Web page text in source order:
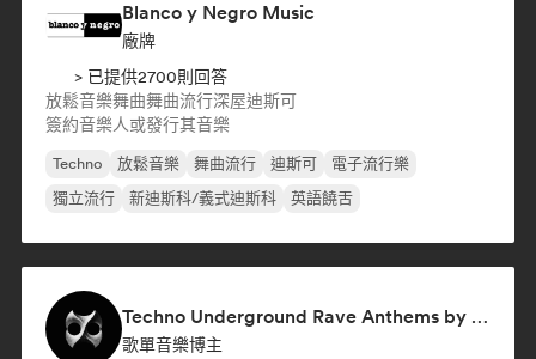
Blanco y Negro Music
廠牌
> 已提供2700則回答
放鬆音樂舞曲舞曲流行深屋迪斯可
簽約音樂人或發行其音樂
Techno 放鬆音樂 舞曲流行 迪斯可
電子流行樂
獨立流行
新迪斯科/義式迪斯科 英語饒舌
Techno Underground Rave Anthems by Orphium
歌單音樂博主